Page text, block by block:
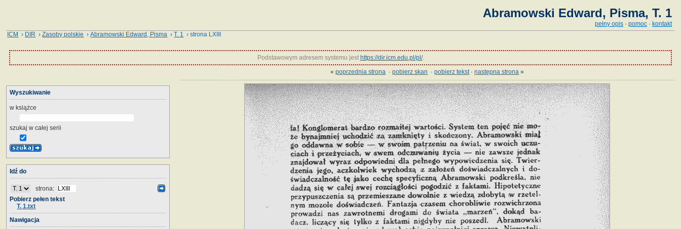
Abramowski Edward, Pisma, T. 1
pełny opis · pomoc · kontakt
ICM › DIR ›Zasoby polskie ›Abramowski Edward, Pisma ›T. 1 › strona LXIII
Podstawowym adresem systemu jest https://dir.icm.edu.pl/pl/.
«poprzednia strona ·pobierz skan ·pobierz tekst·następna strona »
Wyszukiwanie
w książce
szukaj w całej serii
Idź do
strona:
Pobierz pełen tekst
T. 1.txt
Nawigacja